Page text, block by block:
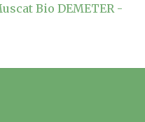
Bio DEMETER -